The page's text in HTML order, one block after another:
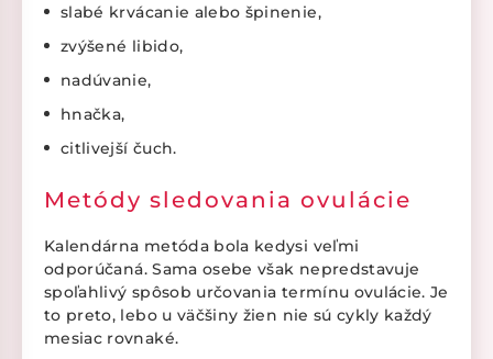
slabé krvácanie alebo špinenie,
zvýšené libido,
nadúvanie,
hnačka,
citlivejší čuch.
Metódy sledovania ovulácie
Kalendárna metóda bola kedysi veľmi
odporúčaná. Sama osebe však nepredstavuje
spoľahlivý spôsob určovania termínu ovulácie. Je
to preto, lebo u väčšiny žien nie sú cykly každý
mesiac rovnaké.